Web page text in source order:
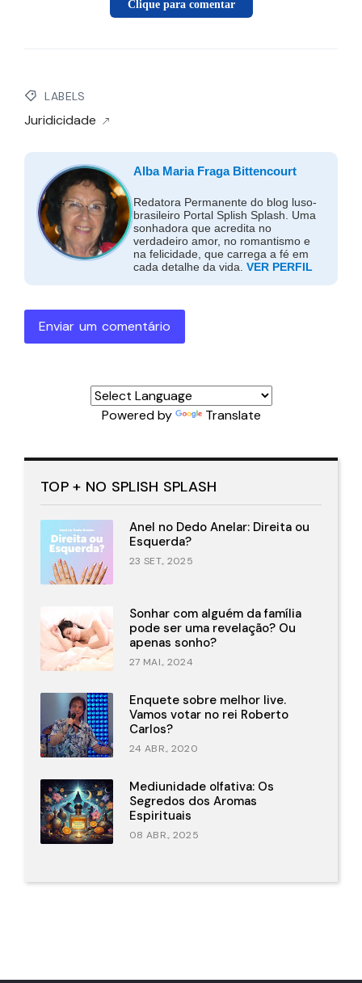
Clique para comentar
LABELS
Juridicidade
Alba Maria Fraga Bittencourt
Redatora Permanente do blog luso-
brasileiro Portal Splish Splash. Uma
sonhadora que acredita no
verdadeiro amor, no romantismo e
na felicidade, que carrega a fé em
cada detalhe da vida. VER PERFIL
Enviar um comentário
Powered by Translate
TOP + NO SPLISH SPLASH
Anel no Dedo Anelar: Direita ou
Esquerda?
23 SET., 2025
Sonhar com alguém da família
pode ser uma revelação? Ou
apenas sonho?
27 MAI., 2024
Enquete sobre melhor live.
Vamos votar no rei Roberto
Carlos?
24 ABR., 2020
Mediunidade olfativa: Os
Segredos dos Aromas
Espirituais
08 ABR., 2025